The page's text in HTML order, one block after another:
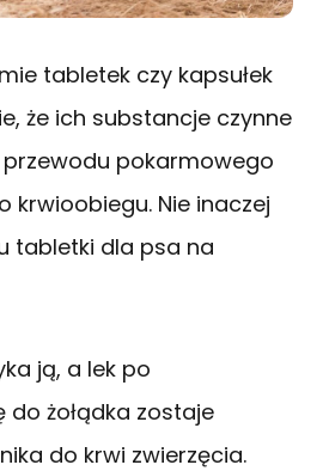
tabletek czy kapsułek
że ich substancje czynne
przewodu pokarmowego
krwioobiegu. Nie inaczej
tabletki dla psa na
ją, a lek po
do żołądka zostaje
do krwi zwierzęcia.